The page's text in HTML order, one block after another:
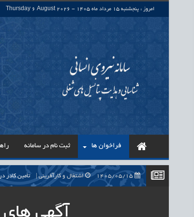
امروز : پنجشنبه 15 مرداد ماه 1405 - Thursday 6 August 2026
فراخوان ها ثبت نام در سامانه
اشتغال و کارآفرینی تأمین کادر درمان،